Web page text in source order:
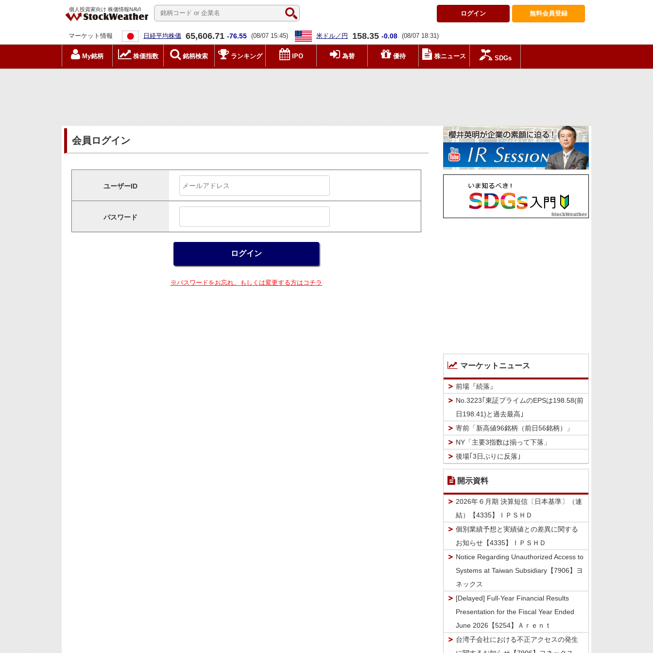
個人投資家向け 株価情報NAVI
無料会員登録
ログイン
マーケット情報 日経平均株価 65,606.71 -76.55 (08/07 15:45) 米ドル／円 158.35 -0.08 (08/07 18:31)
My銘柄 株価指数 銘柄検索 ランキング IPO 為替 優待 株ニュース SDGs
会員ログイン
ユーザーID
パスワード
※パスワードをお忘れ、もしくは変更する方はコチラ
マーケットニュース
前場『続落』
No.3223｢東証プライムのEPSは198.58(前
日198.41)と過去最高｣
寄前「新高値96銘柄（前日56銘柄）」
NY「主要3指数は揃って下落」
後場｢3日ぶりに反落｣
開示資料
2026年６月期 決算短信〔日本基準〕（連
結）【4335】ＩＰＳＨＤ
個別業績予想と実績値との差異に関する
お知らせ【4335】ＩＰＳＨＤ
Notice Regarding Unauthorized Access to
Systems at Taiwan Subsidiary【7906】ヨ
ネックス
[Delayed] Full-Year Financial Results
Presentation for the Fiscal Year Ended
June 2026【5254】Ａｒｅｎｔ
台湾子会社における不正アクセスの発生